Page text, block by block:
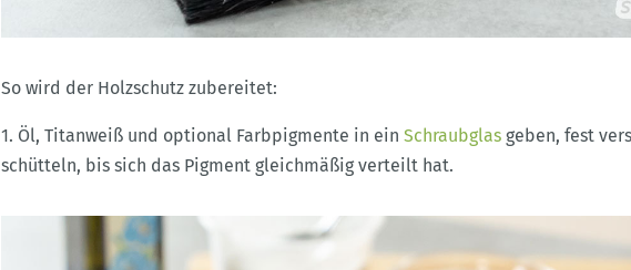
So wird der Holzschutz zubereitet:
1. Öl, Titanweiß und optional Farbpigmente in ein Schraubglas geben, fest
schütteln, bis sich das Pigment gleichmäßig verteilt hat.